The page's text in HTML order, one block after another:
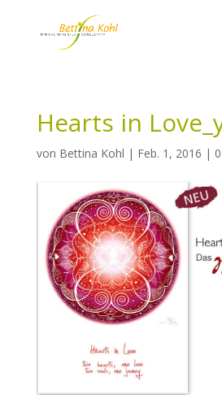
Hearts in
von Bettina Kohl | Feb. 1, 2016 |